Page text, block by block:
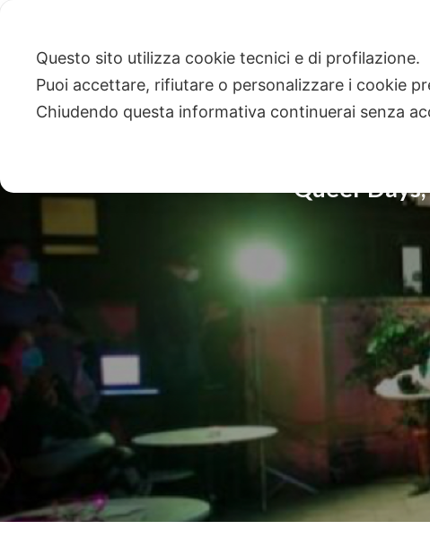
Queer
Questo sito utilizza cookie tecnici e di profilazione.
Puoi accettare, rifiutare o personalizzare i cookie
Chiudendo questa informativa continuerai senza